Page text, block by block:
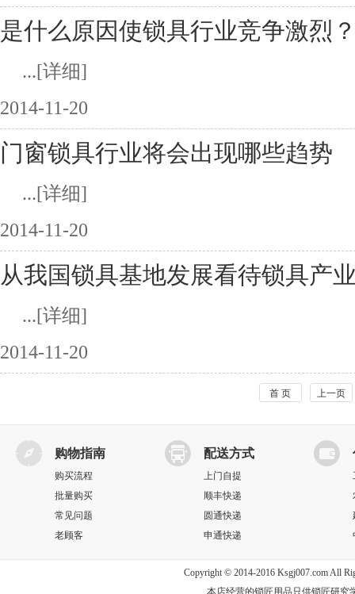
是什么原因使锁具行业竞争激烈
...[详细]
2014-11-20
门窗锁具行业将会出现哪些趋势
...[详细]
2014-11-20
从我国锁具基地发展看待锁具产
...[详细]
2014-11-20
首 页 上一页
购物指南
购买流程
批量购买
常见问题
老顾客
配送方式
上门自提
顺丰快递
圆通快递
申通快递
Copyright © 2014-2016 Ksgj007.com All
本店经营的锁匠用品只供锁匠研究